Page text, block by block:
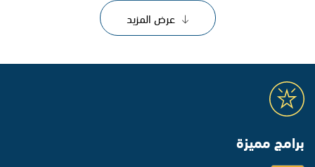
عرض المزيد
برامج مميزة